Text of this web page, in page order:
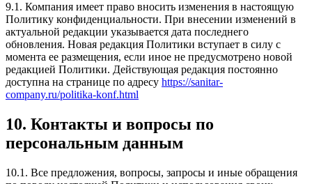
9.1. Компания имеет право вносить изменения в настоящую
Политику конфиденциальности. При внесении изменений в
актуальной редакции указывается дата последнего
обновления. Новая редакция Политики вступает в силу с
момента ее размещения, если иное не предусмотрено новой
редакцией Политики. Действующая редакция постоянно
доступна на странице по адресу https://sanitar-
company.ru/politika-konf.html
10. Контакты и вопросы по
персональным данным
10.1. Все предложения, вопросы, запросы и иные обращения